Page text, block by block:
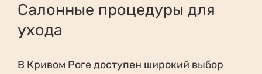
Салонные процедуры для
ухода
В Кривом Роге доступен широкий выбор